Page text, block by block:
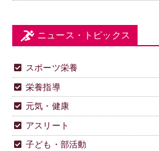
ニュース・トピックス
スポーツ栄養
栄養指導
元気・健康
アスリート
子ども・部活動